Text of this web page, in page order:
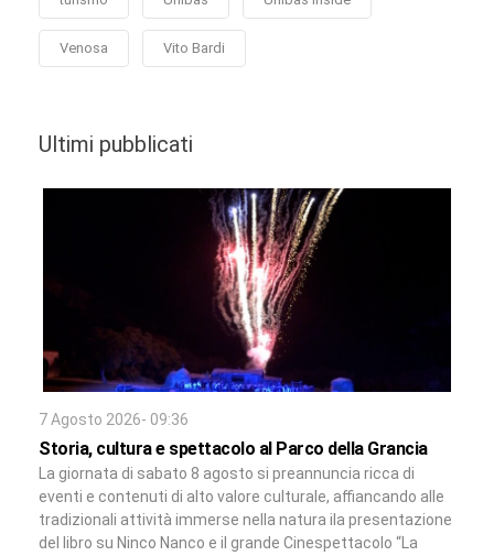
Venosa Vito Bardi
Ultimi pubblicati
7 Agosto 2026- 09:36
Storia, cultura e spettacolo al Parco della Grancia
La giornata di sabato 8 agosto si preannuncia ricca di
eventi e contenuti di alto valore culturale, affiancando alle
tradizionali attività immerse nella natura ila presentazione
del libro su Ninco Nanco e il grande Cinespettacolo “La